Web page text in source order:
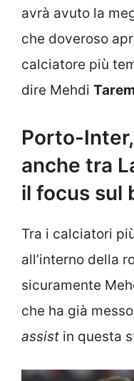
avrà avuto la
che doveroso
calciatore più
dire Mehdi
Porto-
anche tra
il focus sul
Tra i calciatori
all’interno della
sicuramente
che ha già
assist in questa